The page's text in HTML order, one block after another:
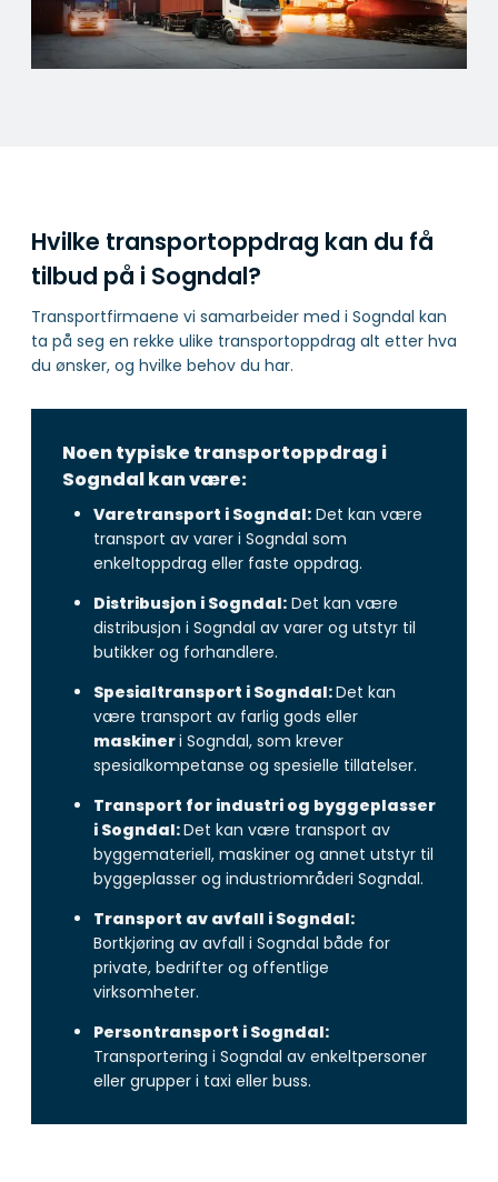
Hvilke transportoppdrag kan du få
tilbud på i Sogndal?
Transportfirmaene vi samarbeider med i Sogndal kan
ta på seg en rekke ulike transportoppdrag alt etter hva
du ønsker, og hvilke behov du har.
Noen typiske transportoppdrag i
Sogndal kan være:
Varetransport i Sogndal: Det kan være
transport av varer i Sogndal som
enkeltoppdrag eller faste oppdrag.
Distribusjon i Sogndal: Det kan være
distribusjon i Sogndal av varer og utstyr til
butikker og forhandlere.
Spesialtransport i Sogndal:Det kan
være transport av farlig gods eller
maskineri Sogndal, som krever
spesialkompetanse og spesielle tillatelser.
Transport for industri og byggeplasser
i Sogndal:Det kan være transport av
byggemateriell, maskiner og annet utstyr til
byggeplasser og industriområderi Sogndal.
Transport av avfall i Sogndal:
Bortkjøring av avfall i Sogndal både for
private, bedrifter og offentlige
virksomheter.
Persontransport i Sogndal:
Transportering i Sogndal av enkeltpersoner
eller grupper i taxi eller buss.